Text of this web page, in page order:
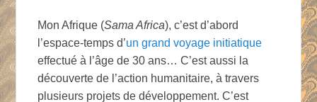
Mon Afrique (Sama Africa), c’est d’abord
l’espace-temps d’un grand voyage initiatique
effectué à l’âge de 30 ans… C’est aussi la
découverte de l’action humanitaire, à travers
plusieurs projets de développement. C’est